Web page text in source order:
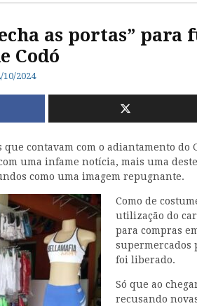
as portas” para
Codó
10/2024
contavam com o adiantamento do
uma infame notícia, mais uma
como uma imagem repugnante.
Como de
utilização do
para compras
supermercados
foi liberado.
Só que ao
recusando